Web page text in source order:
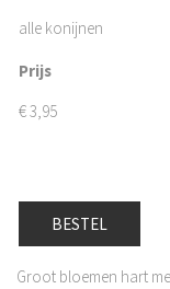
alle konijnen
Prijs
€3,95
BESTEL
Groot bloemen hart